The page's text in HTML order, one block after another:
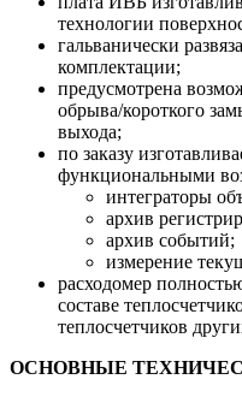
технологии
гальванически
комплектации;
предусмотрена
обрыва/короткого
выхода;
по заказу
функциональными
интеграторы
архив
архив событий;
измерение
расходомер
составе
теплосчетчиков
ОСНОВНЫЕ